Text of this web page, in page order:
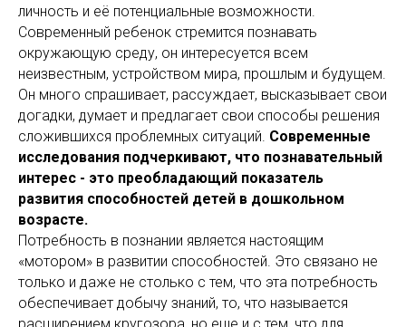
личность и её потенциальные возможности.
Современный ребенок стремится познавать
окружающую среду, он интересуется всем
неизвестным, устройством мира, прошлым и будущем.
Он много спрашивает, рассуждает, высказывает свои
догадки, думает и предлагает свои способы решения
сложившихся проблемных ситуаций. Современные
исследования подчеркивают, что познавательный
интерес - это преобладающий показатель
развития способностей детей в дошкольном
возрасте.
Потребность в познании является настоящим
«мотором» в развитии способностей. Это связано не
только и даже не столько с тем, что эта потребность
обеспечивает добычу знаний, то, что называется